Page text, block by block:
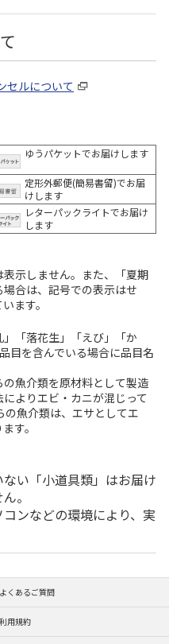
セルについて
ゆうパケットでお届けします
定形外郵便(簡易書留)でお届
けします
レターパックライトでお届け
します
示しません。また、「夏期
合は、記号での表示はせ
ます。
「落花生」「えび」「か
目を含んでいる場合に品目名
魚介類を原材料として製造
よりエビ・カニが混じって
の魚介類は、エサとしてエ
す。
い「小道具類」はお届け
。
ンなどの環境により、実
よくあるご質問
利用規約